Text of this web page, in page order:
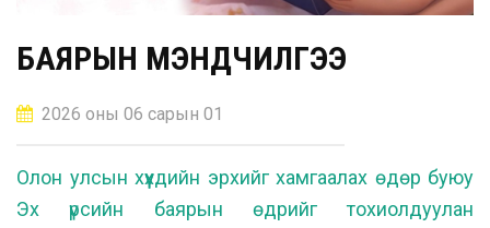
БАЯРЫН МЭНДЧИЛГЭЭ
2026 оны 06 сарын 01
Олон улсын хүүхдийн эрхийг хамгаалах өдөр буюу
Эх үрсийн баярын өдрийг тохиолдуулан